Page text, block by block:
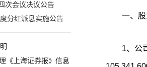
次会议决议公告
分红派息实施公告
《上海证券报》信息
一、
1、公